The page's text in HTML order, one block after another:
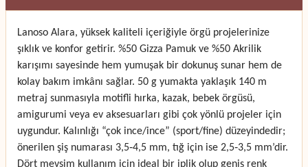
Lanoso Alara, yüksek kaliteli içeriğiyle örgü projelerinize
şıklık ve konfor getirir. %50 Gizza Pamuk ve %50 Akrilik
karışımı sayesinde hem yumuşak bir dokunuş sunar hem de
kolay bakım imkânı sağlar. 50 g yumakta yaklaşık 140 m
metraj sunmasıyla motifli hırka, kazak, bebek örgüsü,
amigurumi veya ev aksesuarları gibi çok yönlü projeler için
uygundur. Kalınlığı “çok ince/ince” (sport/fine) düzeyindedir;
önerilen şiş numarası 3,5‑4,5 mm, tığ için ise 2,5‑3,5 mm’dir.
Dört mevsim kullanım için ideal bir iplik olup geniş renk